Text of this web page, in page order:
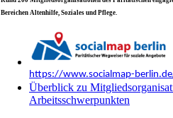
Bereichen Altenhilfe, Soziales und Pflege.
https://www.socialmap-
Überblick zu
Arbeitsschwerpunkten